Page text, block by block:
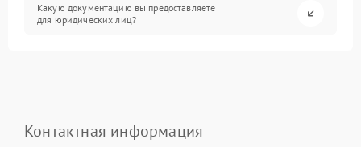
Какую документацию вы предоставляете
для юридических лиц?
Контактная информация